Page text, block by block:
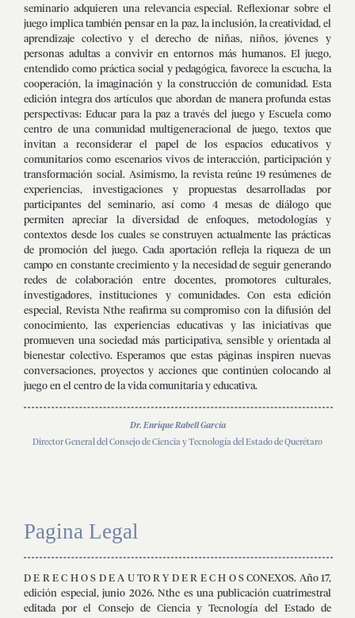
seminario adquieren una relevancia especial. Reflexionar sobre el
juego implica también pensar en la paz, la inclusión, la creatividad, el
aprendizaje colectivo y el derecho de niñas, niños, jóvenes y
personas adultas a convivir en entornos más humanos. El juego,
entendido como práctica social y pedagógica, favorece la escucha, la
cooperación, la imaginación y la construcción de comunidad. Esta
edición integra dos artículos que abordan de manera profunda estas
perspectivas: Educar para la paz a través del juego y Escuela como
centro de una comunidad multigeneracional de juego, textos que
invitan a reconsiderar el papel de los espacios educativos y
comunitarios como escenarios vivos de interacción, participación y
transformación social. Asimismo, la revista reúne 19 resúmenes de
experiencias, investigaciones y propuestas desarrolladas por
participantes del seminario, así como 4 mesas de diálogo que
permiten apreciar la diversidad de enfoques, metodologías y
contextos desde los cuales se construyen actualmente las prácticas
de promoción del juego. Cada aportación refleja la riqueza de un
campo en constante crecimiento y la necesidad de seguir generando
redes de colaboración entre docentes, promotores culturales,
investigadores, instituciones y comunidades. Con esta edición
especial, Revista Nthe reafirma su compromiso con la difusión del
conocimiento, las experiencias educativas y las iniciativas que
promueven una sociedad más participativa, sensible y orientada al
bienestar colectivo. Esperamos que estas páginas inspiren nuevas
conversaciones, proyectos y acciones que continúen colocando al
juego en el centro de la vida comunitaria y educativa.
Dr. Enrique Rabell García
Director General del Consejo de Ciencia y Tecnología del Estado de Querétaro
Pagina Legal
D E R E C H O S D E A U TO R Y D E R E C H O S CONEXOS. Año 17,
edición especial, junio 2026. Nthe es una publicación cuatrimestral
editada por el Consejo de Ciencia y Tecnología del Estado de